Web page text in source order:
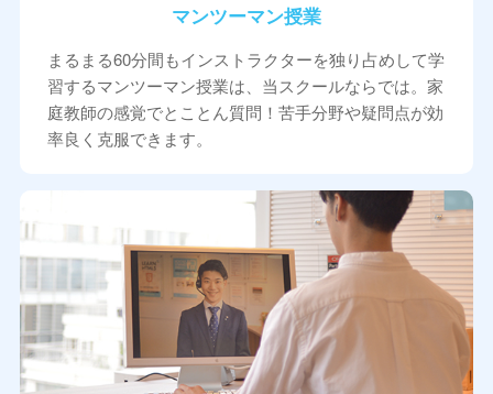
マンツーマン授業
まるまる60分間もインストラクターを独り占めして学
習するマンツーマン授業は、当スクールならでは。家
庭教師の感覚でとことん質問！苦手分野や疑問点が効
率良く克服できます。